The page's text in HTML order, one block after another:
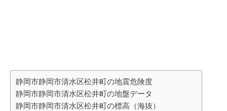
静岡市静岡市清水区松井町の地震危険度
静岡市静岡市清水区松井町の地盤データ
静岡市静岡市清水区松井町の標高（海抜）